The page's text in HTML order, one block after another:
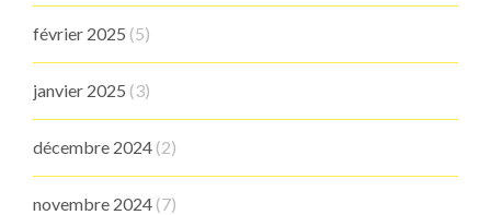
février 2025 (5)
janvier 2025 (3)
décembre 2024 (2)
novembre 2024 (7)